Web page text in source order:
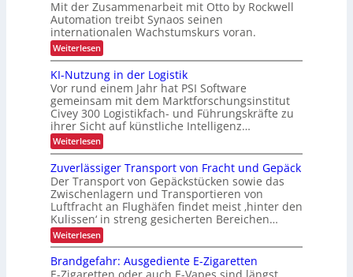
e
s
i
o
n
i
m
i
n
n
e
b
e
t
r
i
e
b
e
i
t
d
u
r
c
h
L
E
D
-
P
r
o
j
e
k
t
f
e
r
u
n
g
d
a
n
k
A
i
m
t
e
c
D
C
I
x
o
m
a
t
i
s
i
e
r
e
s
P
a
l
e
t
t
e
n
m
a
a
Mit der Zusammenarbeit mit Otto by Rockwell
Automation treibt Synaos seinen
internationalen Wachstumskurs voran.
Weiterlesen:
A
s
b
a
u
d
e
r
U
S
A
-
P
r
ä
s
e
n
z
KI-Nutzung in der Logistik
Vor rund einem Jahr hat PSI Software
gemeinsam mit dem Marktforschungsinstitut
Civey 300 Logistikfach- und Führungskräfte zu
ihrer Sicht auf künstliche Intelligenz…
Weiterlesen:
K
I
-
N
u
t
z
u
n
g
i
n
Zuverlässiger Transport von Fracht und Gepäck
Der Transport von Gepäckstücken sowie das
Zwischenlagern und Transportieren von
Luftfracht an Flughäfen findet meist ‚hinter den
Kulissen‘ in streng gesicherten Bereichen…
Weiterlesen:
Z
v
Brandgefahr: Ausgediente E-Zigaretten